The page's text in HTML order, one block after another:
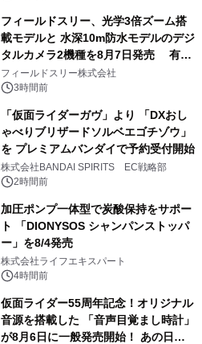
フィールドスリー、光学3倍ズーム搭
載モデルと 水深10m防水モデルのデジ
タルカメラ2機種を8月7日発売 有効
約1300万画素、用途別に選べるコンデ
ジ新登場
フィールドスリー株式会社
3時間前
「仮面ライダーガヴ」より 「DXおし
ゃべりブリザードソルベエゴチゾウ」
を プレミアムバンダイで予約受付開始
株式会社BANDAI SPIRITS EC戦略部
2時間前
加圧ポンプ一体型で炭酸保持をサポー
ト 「DIONYSOS シャンパンストッパ
ー」を8/4発売
株式会社ライフエキスパート
4時間前
仮面ライダー55周年記念！オリジナル
音源を搭載した 「音声目覚まし時計」
が8月6日に一般発売開始！ あの日の